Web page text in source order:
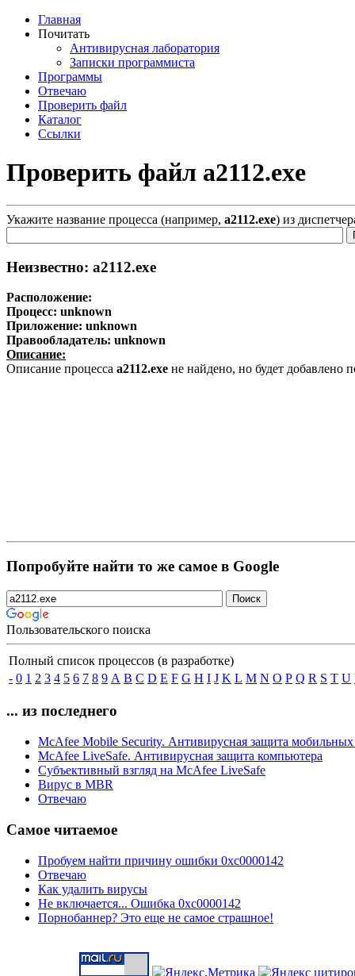
Главная
Почитать
Антивирусная лаборатория
Записки программиста
Программы
Отвечаю
Проверить файл
Каталог
Ссылки
Проверить файл a2112.exe
Укажите название процесса (например, a2112.exe) из
Неизвестно: a2112.exe
Расположение:
Процесс: unknown
Приложение: unknown
Правообладатель: unknown
Описание:
Описание процесса a2112.exe не найдено, но будет добавлено
Попробуйте найти то же самое в Google
Пользовательского поиска
Полный список процессов (в разработке)
- 0 1 2 3 4 5 6 7 8 9 A B C D E F G H I J K L M N O P Q R S T U
... из последнего
McAfee Mobile Security. Антивирусная защита мобильных
McAfee LiveSafe. Антивирусная защита компьютера
Субъективный взгляд на McAfee LiveSafe
Вирус в MBR
Отвечаю
Самое читаемое
Пробуем найти причину ошибки 0xc0000142
Отвечаю
Как удалить вирусы
Не включается... Ошибка 0xc0000142
Порнобаннер? Это еще не самое страшное!